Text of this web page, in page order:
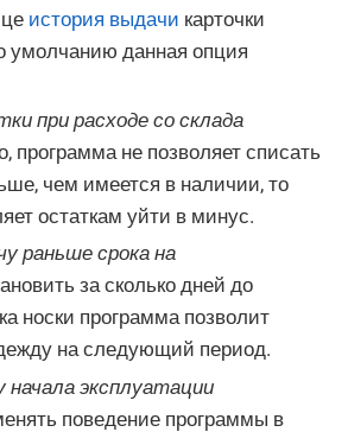
история выдачи карточки
умолчанию данная опция
при расходе со склада
программа не позволяет списать
чем имеется в наличии, то
остаткам уйти в минус.
раньше срока на
за сколько дней до
носки программа позволит
на следующий период.
эксплуатации
поведение программы в